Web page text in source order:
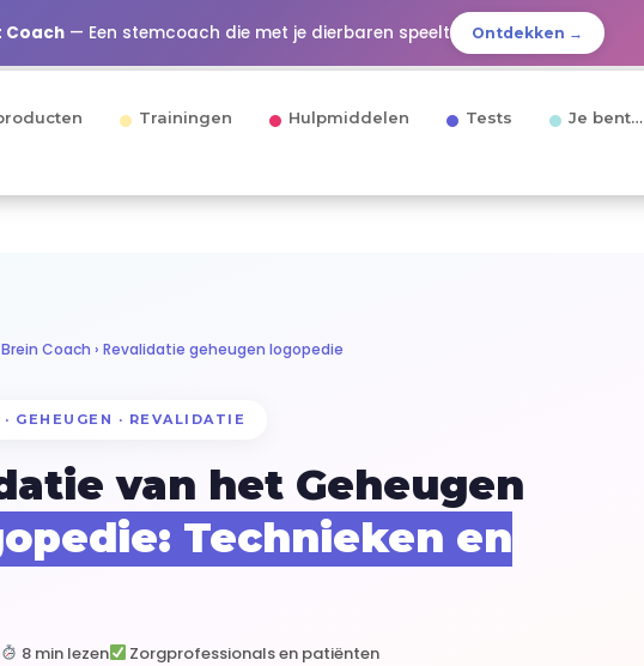
Coach — Een stemcoach die met je dierbaren speelt Ontdekken →
Trainingen Hulpmiddelen Tests Je bent…
Coach › Revalidatie geheugen logopedie
GEHEUGEN · REVALIDATIE
van het Geheugen
Technieken en
8 min lezen Zorgprofessionals en patiënten